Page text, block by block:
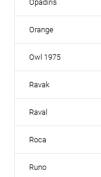
Opadiris
Orange
Owl 1975
Ravak
Raval
Roca
Runo